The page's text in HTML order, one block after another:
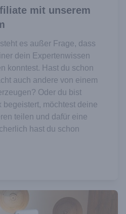
mit unserem
es außer Frage, dass
dein Expertenwissen
konntest. Hast du schon
auch andere von einem
Oder du bist
begeistert, möchtest deine
teilen und dafür eine
hast du schon